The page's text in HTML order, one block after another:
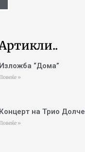
Изложба “Дома”
»
Концерт на Трио Долче
»